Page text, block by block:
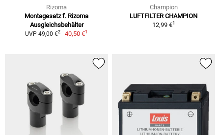
Rizoma
Montagesatz f. Rizoma
Ausgleichsbehälter
UVP 49,00 €2 40,50 €1
Champion
LUFTFILTER CHAMPION
12,99 €1